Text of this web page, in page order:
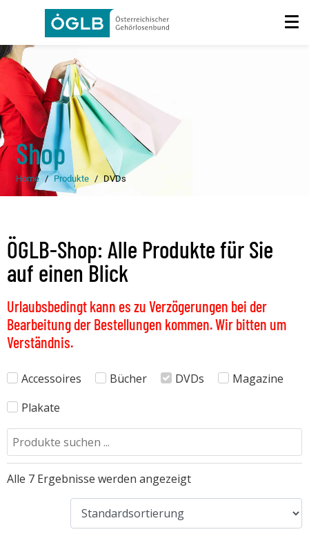
Shop
Home Produkte DVDs
ÖGLB-Shop: Alle Produkte für Sie
auf einen Blick
Urlaubsbedingt kann es zu Verzögerungen bei der
Bearbeitung der Bestellungen kommen. Wir bitten um
Verständnis.
Accessoires Bücher DVDs
Magazine
Plakate
Alle 7 Ergebnisse werden angezeigt